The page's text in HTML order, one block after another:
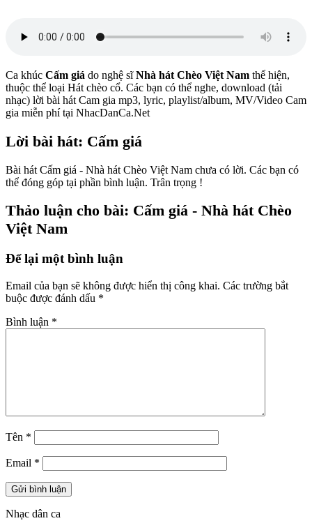
Ca khúc Cấm giá do nghệ sĩNhà hát Chèo Việt Nam thể hiện,
thuộc thể loại Hát chèo cổ. Các bạn có thể nghe, download (tải
nhạc) lời bài hát Cam gia mp3, lyric, playlist/album, MV/Video Cam
gia miễn phí tại NhacDanCa.Net
Lời bài hát: Cấm giá
Bài hát Cấm giá - Nhà hát Chèo Việt Nam chưa có lời. Các bạn có
thể đóng góp tại phần bình luận. Trân trọng !
Thảo luận cho bài: Cấm giá - Nhà hát Chèo
Việt Nam
Để lại một bình luận
Email của bạn sẽ không được hiển thị công khai. Các trường bắt
buộc được đánh dấu *
Bình luận *
Tên *
Email *
Nhạc dân ca